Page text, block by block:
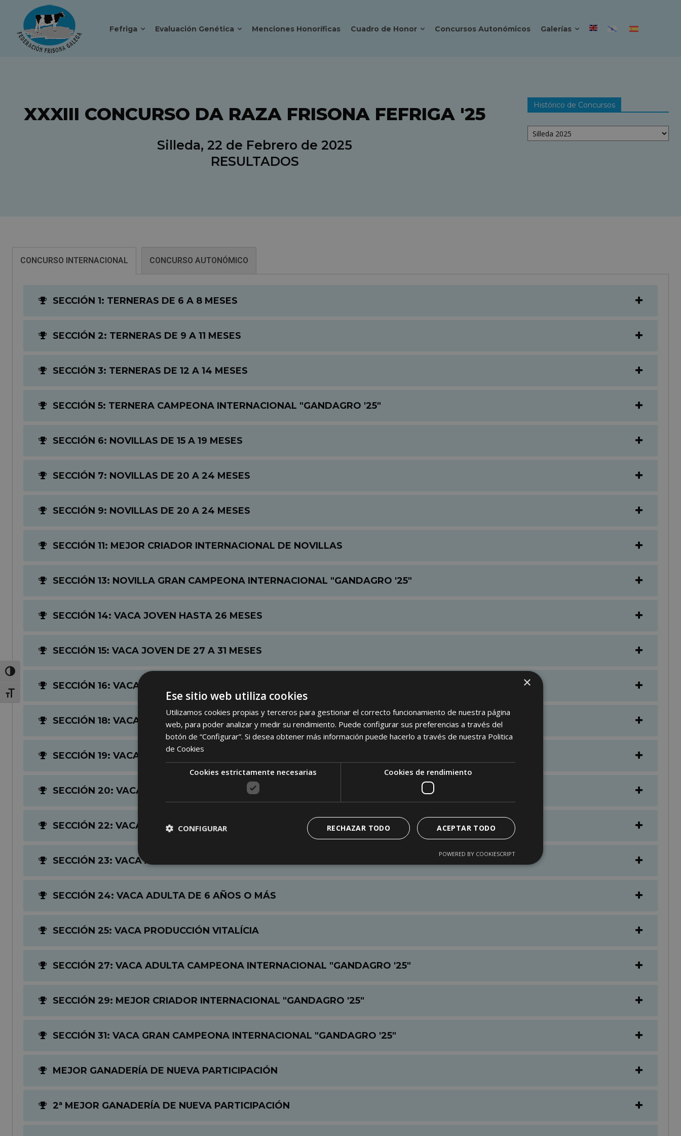
Alternar alto contraste
Alternar tamaño de letra
Fefriga Evaluación Genética Menciones Honoríficas Cuadro de Honor Concursos Autonómicos Galerías
XXXIII CONCURSO DA RAZA FRISONA FEFRIGA '25
Silleda, 22 de Febrero de 2025
RESULTADOS
Histórico de Concursos
Histórico
de
CONCURSO INTERNACIONAL CONCURSO AUTONÓMICO
SECCIÓN 1: TERNERAS DE 6 A 8 MESES
SECCIÓN 2: TERNERAS DE 9 A 11 MESES
SECCIÓN 3: TERNERAS DE 12 A 14 MESES
SECCIÓN 5: TERNERA CAMPEONA INTERNACIONAL "GANDAGRO '25"
SECCIÓN 6: NOVILLAS DE 15 A 19 MESES
SECCIÓN 7: NOVILLAS DE 20 A 24 MESES
SECCIÓN 9: NOVILLAS DE 20 A 24 MESES
SECCIÓN 11: MEJOR CRIADOR INTERNACIONAL DE NOVILLAS
SECCIÓN 13: NOVILLA GRAN CAMPEONA INTERNACIONAL "GANDAGRO '25"
SECCIÓN 14: VACA JOVEN HASTA 26 MESES
SECCIÓN 15: VACA JOVEN DE 27 A 31 MESES
SECCIÓN 16: VACA JOVEN DE 32 A 36 MESES
SECCIÓN 18: VACA JOVEN CAMPEONA INTERNACIONAL "GANDAGRO '25"
SECCIÓN 19: VACA INTERMEDIA DE 3 AÑOS
SECCIÓN 20: VACA INTERMEDIA DE 4 AÑOS
SECCIÓN 22: VACA INTERMEDIA CAMPEONA INTERNACIONAL "GANDAGRO '25"
SECCIÓN 23: VACA ADULTA DE 5 AÑOS
SECCIÓN 24: VACA ADULTA DE 6 AÑOS O MÁS
SECCIÓN 25: VACA PRODUCCIÓN VITALÍCIA
SECCIÓN 27: VACA ADULTA CAMPEONA INTERNACIONAL "GANDAGRO '25"
SECCIÓN 29: MEJOR CRIADOR INTERNACIONAL "GANDAGRO '25"
SECCIÓN 31: VACA GRAN CAMPEONA INTERNACIONAL "GANDAGRO '25"
MEJOR GANADERÍA DE NUEVA PARTICIPACIÓN
2ª MEJOR GANADERÍA DE NUEVA PARTICIPACIÓN
×
Ese sitio web utiliza cookies
Utilizamos cookies propias y terceros para gestionar el correcto funcionamiento de nuestra página
web, para poder analizar y medir su rendimiento. Puede configurar sus preferencias a través del
botón de “Configurar”. Si desea obtener más información puede hacerlo a través de nuestra Politica
de Cookies
Cookies estrictamente necesarias Cookies de rendimiento
ACEPTAR TODO
RECHAZAR TODO
CONFIGURAR
POWERED BY COOKIESCRIPT